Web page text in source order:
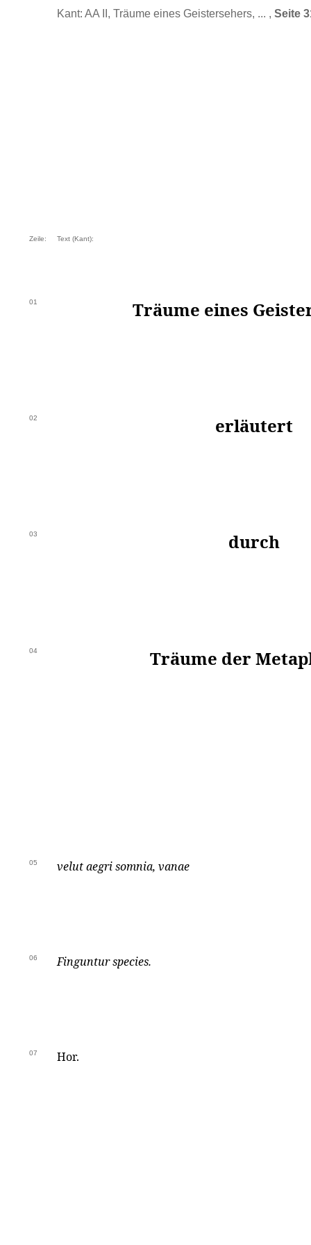
Kant: AA II, Träume eines Geistersehers, ... , Seite
Zeile: Text (Kant):
01 Träume eines
02 erläutert
03 durch
04 Träume der
05 velut aegri somnia, vanae
06 Finguntur species.
07 Hor.